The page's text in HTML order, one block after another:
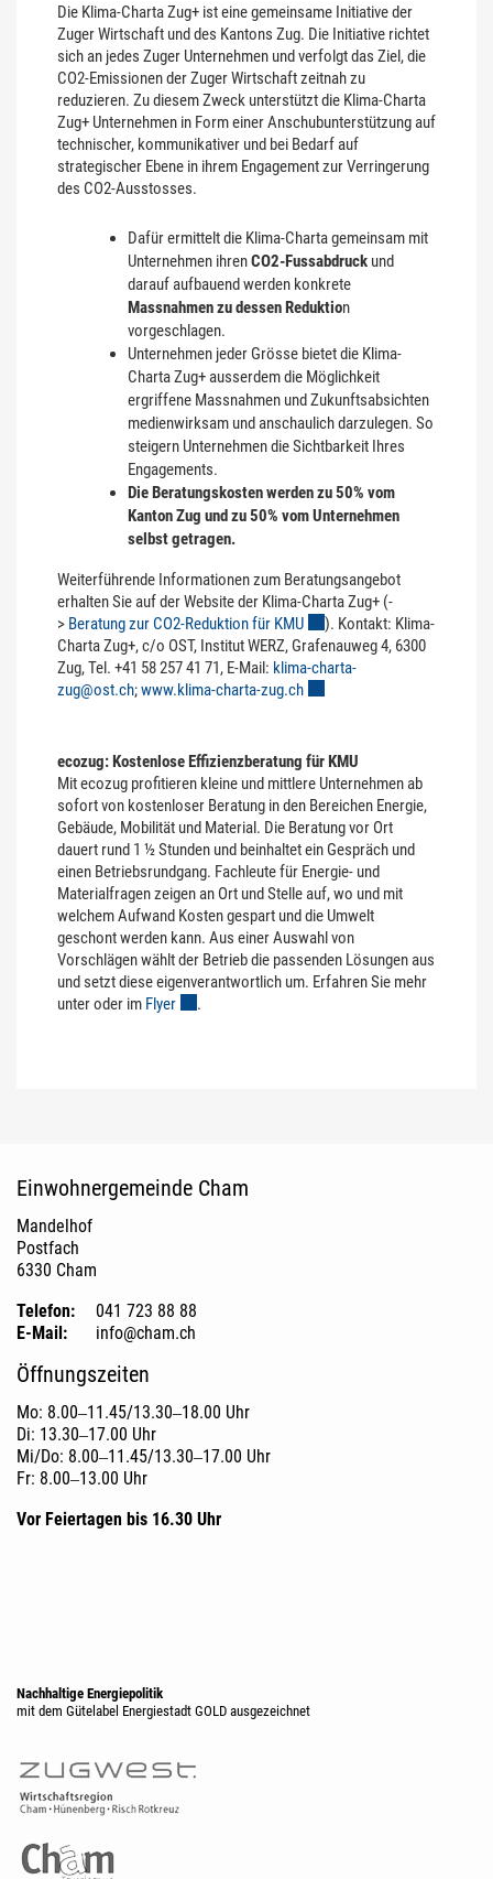
Die Klima-Charta Zug+ ist eine gemeinsame Initiative der
Zuger Wirtschaft und des Kantons Zug. Die Initiative richtet
sich an jedes Zuger Unternehmen und verfolgt das Ziel, die
CO2-Emissionen der Zuger Wirtschaft zeitnah zu
reduzieren. Zu diesem Zweck unterstützt die Klima-Charta
Zug+ Unternehmen in Form einer Anschubunterstützung auf
technischer, kommunikativer und bei Bedarf auf
strategischer Ebene in ihrem Engagement zur Verringerung
des CO2-Ausstosses.
Dafür ermittelt die Klima-Charta gemeinsam mit
Unternehmen ihrenCO2-Fussabdruck und
darauf aufbauend werden konkrete
Massnahmen zu dessen Reduktion
vorgeschlagen.
Unternehmen jeder Grösse bietet die Klima-
Charta Zug+ ausserdem die Möglichkeit
ergriffene Massnahmen und Zukunftsabsichten
medienwirksam und anschaulich darzulegen. So
steigern Unternehmen die Sichtbarkeit Ihres
Engagements.
Die Beratungskosten werden zu 50% vom
Kanton Zug und zu 50% vom Unternehmen
selbst getragen.
Weiterführende Informationen zum Beratungsangebot
erhalten Sie auf der Website der Klima-Charta Zug+ (-
> Beratung zur CO2-Reduktion für KMU Externer Link wird in einem
). Kontakt: Klima-
Charta Zug+, c/o OST, Institut WERZ, Grafenauweg 4, 6300
Zug, Tel. +41 58 257 41 71, E-Mail: klima-charta-
zug@ost.ch;www.klima-charta-zug.ch
ecozug: Kostenlose Effizienzberatung für KMU
Mit ecozug profitieren kleine und mittlere Unternehmen ab
sofort von kostenloser Beratung in den Bereichen Energie,
Gebäude, Mobilität und Material. Die Beratung vor Ort
dauert rund 1 ½ Stunden und beinhaltet ein Gespräch und
einen Betriebsrundgang. Fachleute für Energie- und
Materialfragen zeigen an Ort und Stelle auf, wo und mit
welchem Aufwand Kosten gespart und die Umwelt
geschont werden kann. Aus einer Auswahl von
Vorschlägen wählt der Betrieb die passenden Lösungen aus
und setzt diese eigenverantwortlich um. Erfahren Sie mehr
unter oder im Flyer Externer Link wird in einem neuen Fenster
.
Einwohnergemeinde Cham
Mandelhof
Postfach
6330 Cham
Telefon:
041 723 88 88
E-Mail:
info@cham.ch
Öffnungszeiten
Mo: 8.00‒11.45/13.30‒18.00 Uhr
Di: 13.30‒17.00 Uhr
Mi/Do: 8.00‒11.45/13.30‒17.00 Uhr
Fr: 8.00‒13.00 Uhr
Vor Feiertagen bis 16.30 Uhr
Nachhaltige Energiepolitik
mit dem Gütelabel Energiestadt GOLD ausgezeichnet